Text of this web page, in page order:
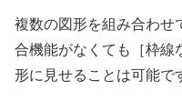
複数の図形を組み合わせ
合機能がなくても［枠線
形に見せることは可能で